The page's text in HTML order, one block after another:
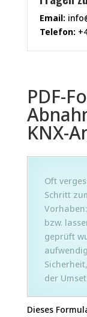
Email:
Telefon:
PDF-
KNX-
Oft
Schritt
bzw.
geprüft
der
Dieses